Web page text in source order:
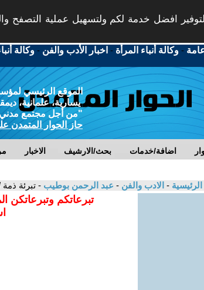
لتوفير افضل خدمة لكم ولتسهيل عملية التصفح
-وكالة أنباء المرأة - اخبار الأدب والفن -وكالة
الموقع الرئيسي
يسارية، علمانية،
"من أجل مجتمع مدني
حاز الحوار المتمدن
الاخبار بحث/الارشيف اضافة/خدمات
- الادب والفن - عبد الرحمن بوطيب - تبرئة
تبرعاتكم وتبرعاتكن